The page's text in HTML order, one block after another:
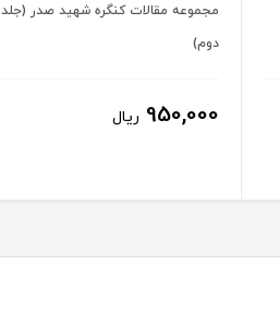
مجموعه مقالات کنگره شهید صدر (جلد
دوم)
950,000 ریال